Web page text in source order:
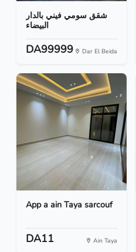
شقق سومي فيني بالدار
البيضاء
DA99999 Dar El Beida
App a ain Taya sarcouf
DA11 Ain Taya